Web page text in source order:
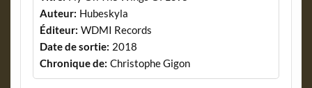
Auteur: Hubeskyla
Éditeur: WDMI Records
Date de sortie: 2018
Chronique de: Christophe Gigon